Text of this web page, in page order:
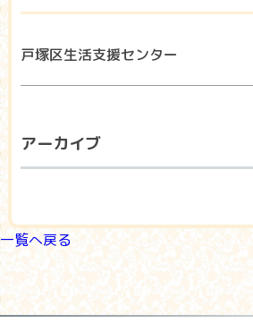
戸塚区生活支援センター
アーカイブ
一覧へ戻る